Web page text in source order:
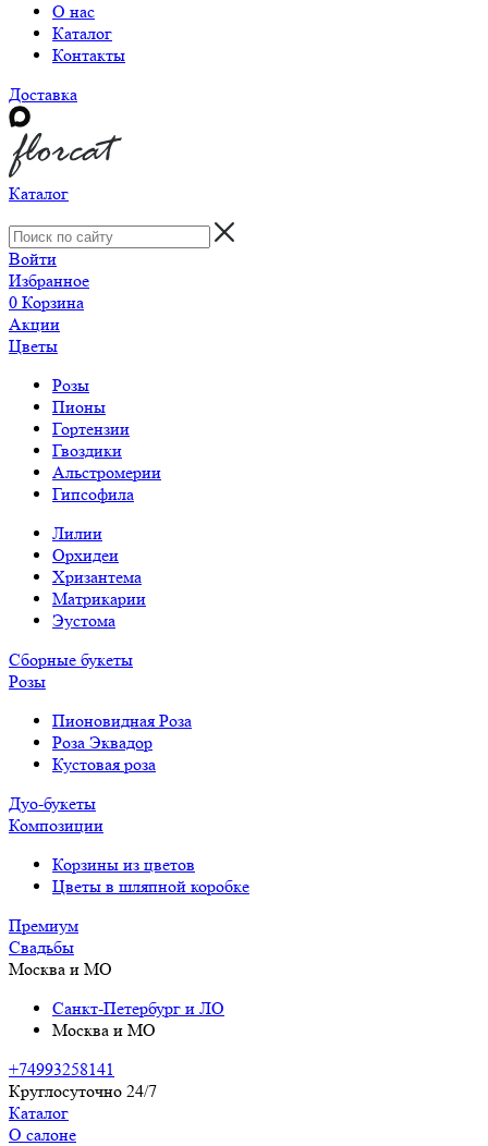
О нас
Каталог
Контакты
Доставка
Каталог
Войти
Избранное
0 Корзина
Акции
Цветы
Розы
Пионы
Гортензии
Гвоздики
Альстромерии
Гипсофила
Лилии
Орхидеи
Хризантема
Матрикарии
Эустома
Сборные букеты
Розы
Пионовидная Роза
Роза Эквадор
Кустовая роза
Дуо-букеты
Композиции
Корзины из цветов
Цветы в шляпной коробке
Премиум
Свадьбы
Москва и МО
Санкт-Петербург и ЛО
Москва и МО
+74993258141
Круглосуточно 24/7
Каталог
О салоне